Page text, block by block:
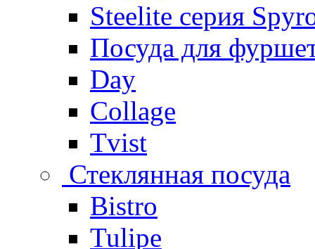
Steelite серия
Посуда для
Day
Collage
Tvist
Стеклянная посуда
Bistro
Tulipe